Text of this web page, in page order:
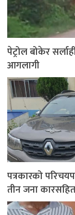
पेट्रोल बोकेर
आगलागी
पत्रकारको
तीन जना